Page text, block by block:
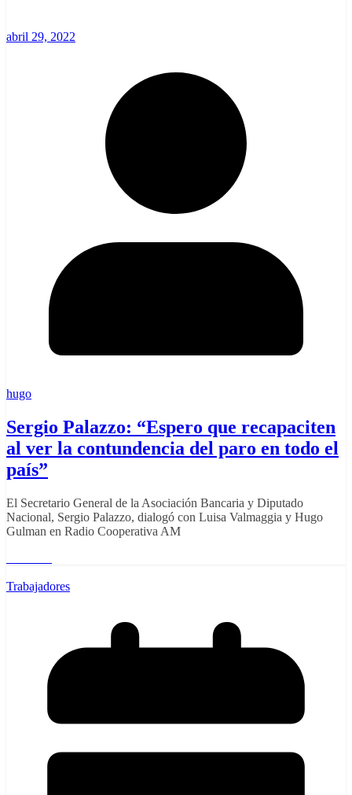
abril 29, 2022
hugo
Sergio Palazzo: “Espero que recapaciten
al ver la contundencia del paro en todo el
país”
El Secretario General de la Asociación Bancaria y Diputado
Nacional, Sergio Palazzo, dialogó con Luisa Valmaggia y Hugo
Gulman en Radio Cooperativa AM
Trabajadores